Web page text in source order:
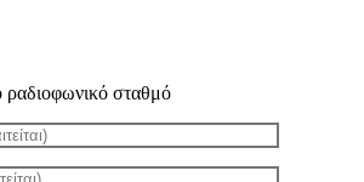
ραδιοφωνικό σταθμό